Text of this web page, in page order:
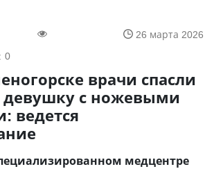
26 марта 2026
0
врачи спасли
девушку с ножевыми
ведется
медцентре